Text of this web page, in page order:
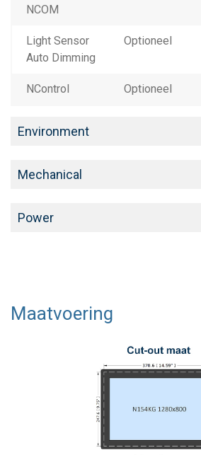
NCOM
Light Sensor
Auto Dimming
Optioneel
NControl Optioneel
Environment
Mechanical
Power
Maatvoering